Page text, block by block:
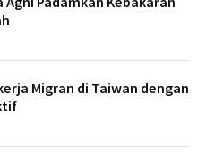
Migran di Taiwan dengan